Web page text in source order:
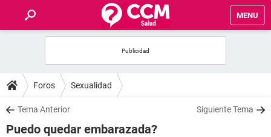
MENU
FOROS
SALUD
Foros Sexualidad
Tema Anterior Siguiente Tema
Puedo quedar embarazada?